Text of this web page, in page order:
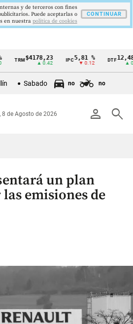
TRM $4178,23
▲ 0.42
IPC 5,81 %
▼ 0.12
DTF 12,48 %
▲ 0.05
Sabado no no
person search
, 8 de Agosto de 2026
un plan
emisiones de
y de terceros con fines
Puede aceptarlas o
en nuestra politica de cookies
CONTINUAR